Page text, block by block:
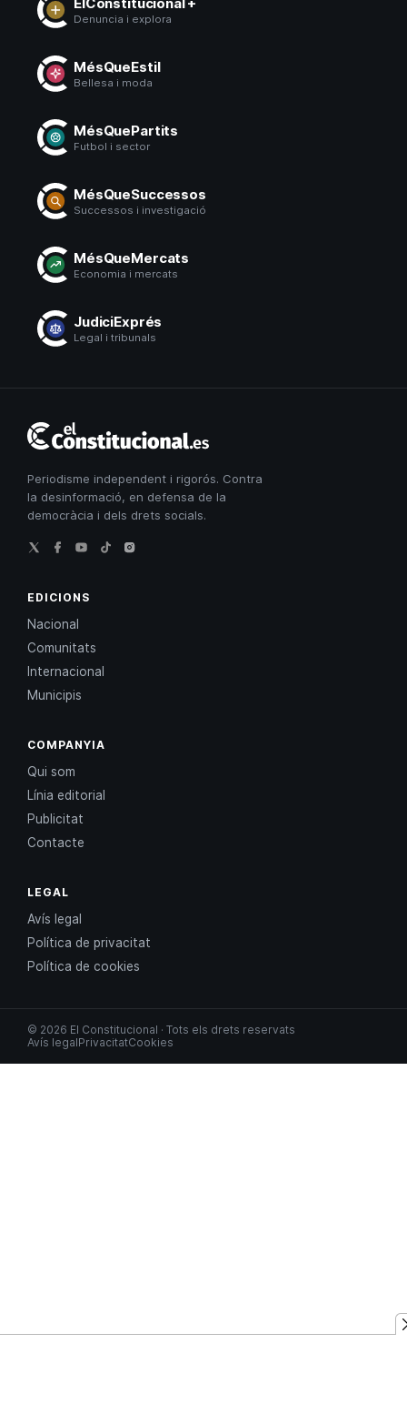
Denuncia i explora
MésQueEstil
Bellesa i moda
MésQuePartits
Futbol i sector
MésQueSuccessos
Successos i investigació
MésQueMercats
Economia i mercats
JudiciExprés
Legal i tribunals
Constitucional
Periodisme independent i rigorós. Contra
la desinformació, en defensa de la
democràcia i dels drets socials.
EDICIONS
Nacional
Comunitats
Internacional
Municipis
COMPANYIA
Qui som
Línia editorial
Publicitat
Contacte
LEGAL
Avís legal
Política de privacitat
Política de cookies
© 2026 El Constitucional · Tots els drets reservats
Avís legalPrivacitatCookies